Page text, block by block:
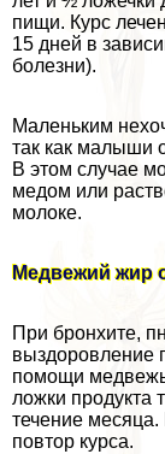
пищи. Курс
15 дней в
болезни).
Маленьким
так как малыши
В этом случае
медом или
молоке.
Медвежий жир
При бронхите,
выздоровление
помощи
ложки продукта
течение
повтор курса.